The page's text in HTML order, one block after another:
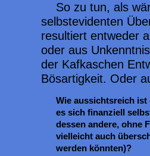
So zu tun, als
selbstevidenten
resultiert entweder
oder aus
der Kafkaschen
Bösartigkeit. Oder
Wie aussichtsreich ist
es sich finanziell
dessen andere, ohne
vielleicht auch
werden könnten)?